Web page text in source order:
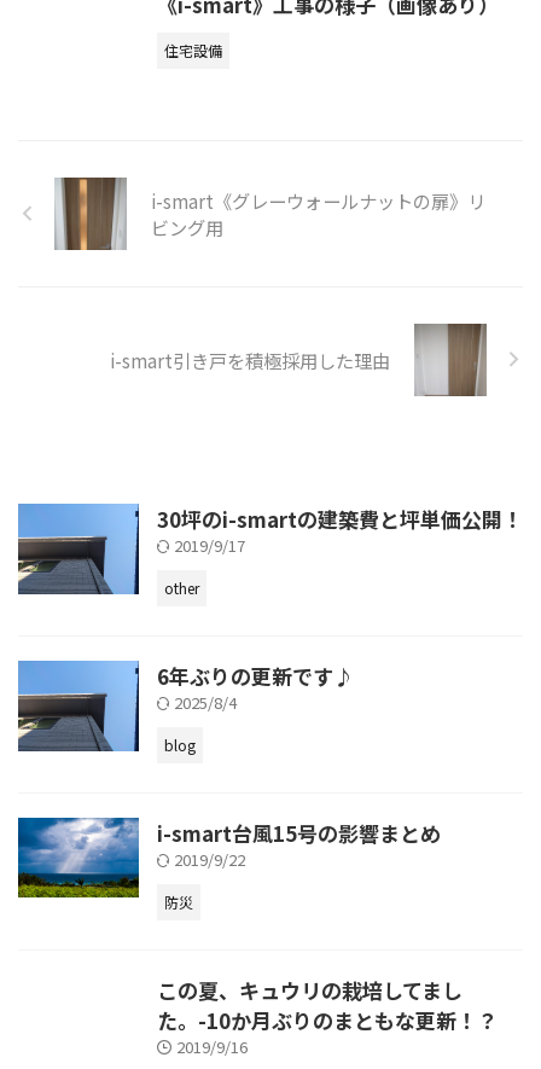
住宅設備
i-smart《グレーウォールナットの扉》リ
ビング用
i-smart引き戸を積極採用した理由
30坪のi-smartの建築費と坪単価公開！
2019/9/17
other
6年ぶりの更新です♪
2025/8/4
blog
i-smart台風15号の影響まとめ
2019/9/22
防災
この夏、キュウリの栽培してまし
た。-10か月ぶりのまともな更新！？
2019/9/16